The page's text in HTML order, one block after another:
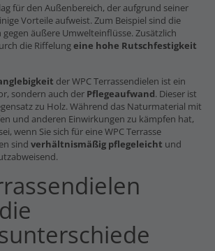
für den Außenbereich, der aufgrund seiner
Vorteile aufweist. Zum Beispiel sind die
äußere Umwelteinflüsse. Zusätzlich
die Riffelungeine hohe Rutschfestigkeit
der WPC Terrassendielen ist ein
sondern auch der Pflegeaufwand. Dieser ist
zu Holz. Während das Naturmaterial mit
und anderen Einwirkungen zu kämpfen hat,
wenn Sie sich für eine WPC Terrasse
sind verhältnismäßig pflegeleicht und